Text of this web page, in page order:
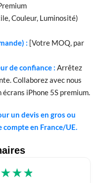
Couleur, Luminosité)
: [Votre MOQ, par
de confiance : Arrêtez
Collaborez avec nous
iPhone 5S premium.
un devis en gros ou
en France/UE.